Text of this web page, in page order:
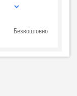
Безкоштовно